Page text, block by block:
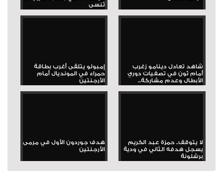
تُنسى
شاهد تعادل دينامو زغرب
أمام ثون في تصفيات دوري
الأبطال وعدم مشاركة...
إمبولو يتلقى أغرب بطاقة
حمراء في المونديال أمام
الأرجنتين
لا يتوقف.. حمزة عبد الكريم
يسجل هدفه الثاني في ودية
برشلونة
هدف جوردون الأول في مرمى
الأرجنتين